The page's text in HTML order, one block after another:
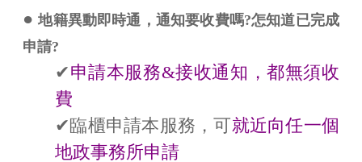
●地籍異動即時通，通知要收費嗎?怎知道已完成
申請?
✔申請本服務&接收通知，都無須收
費
✔臨櫃申請本服務，可就近向任一個
地政事務所申請